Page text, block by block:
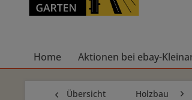
Home Aktionen bei ebay-
Übersicht Holzbau